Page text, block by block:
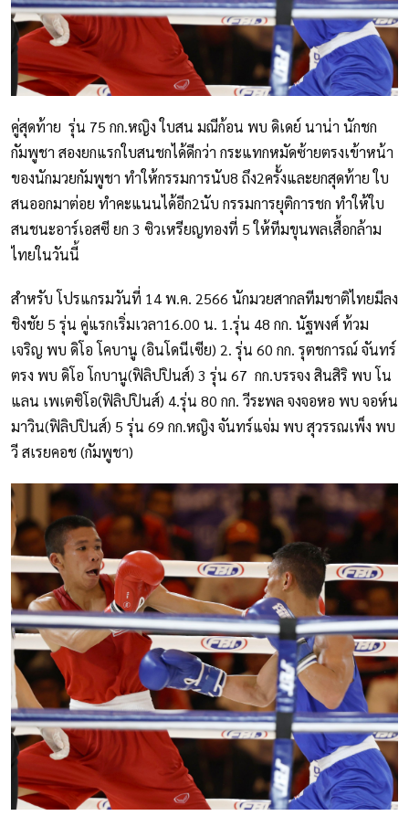
คู่สุดท้าย รุ่น 75 กก.หญิง ใบสน มณีก้อน พบ ดิเดย์ นาน่า นักชก
กัมพูชา สองยกแรกใบสนชกได้ดีกว่า กระแทกหมัดซ้ายตรงเข้าหน้า
ของนักมวยกัมพูชา ทำให้กรรมการนับ8 ถึง2ครั้งและยกสุดท้าย ใบ
สนออกมาต่อย ทำคะแนนได้อีก2นับ กรรมการยุติการชก ทำให้ใบ
สนชนะอาร์เอสซี ยก 3 ซิวเหรียญทองที่ 5 ให้ทีมขุนพลเสื้อกล้าม
ไทยในวันนี้
สำหรับ โปรแกรมวันที่ 14 พ.ค. 2566 นักมวยสากลทีมชาติไทยมีลง
ชิงชัย 5 รุ่น คู่แรกเริ่มเวลา16.00 น. 1.รุ่น 48 กก. นัฐพงศ์ ท้วม
เจริญ พบ ดิโอ โคบานู (อินโดนีเซีย) 2. รุ่น 60 กก. รุตชการณ์ จันทร์
ตรง พบ ดิโอ โกบานู(ฟิลิปปินส์) 3 รุ่น 67 กก.บรรจง สินสิริ พบ โน
แลน เพเตซิโอ(ฟิลิปปินส์) 4.รุ่น 80 กก. วีระพล จงจอหอ พบ จอห์น
มาวิน(ฟิลิปปินส์) 5 รุ่น 69 กก.หญิง จันทร์แจ่ม พบ สุวรรณเพ็ง พบ
วี สเรยคอช (กัมพูชา)